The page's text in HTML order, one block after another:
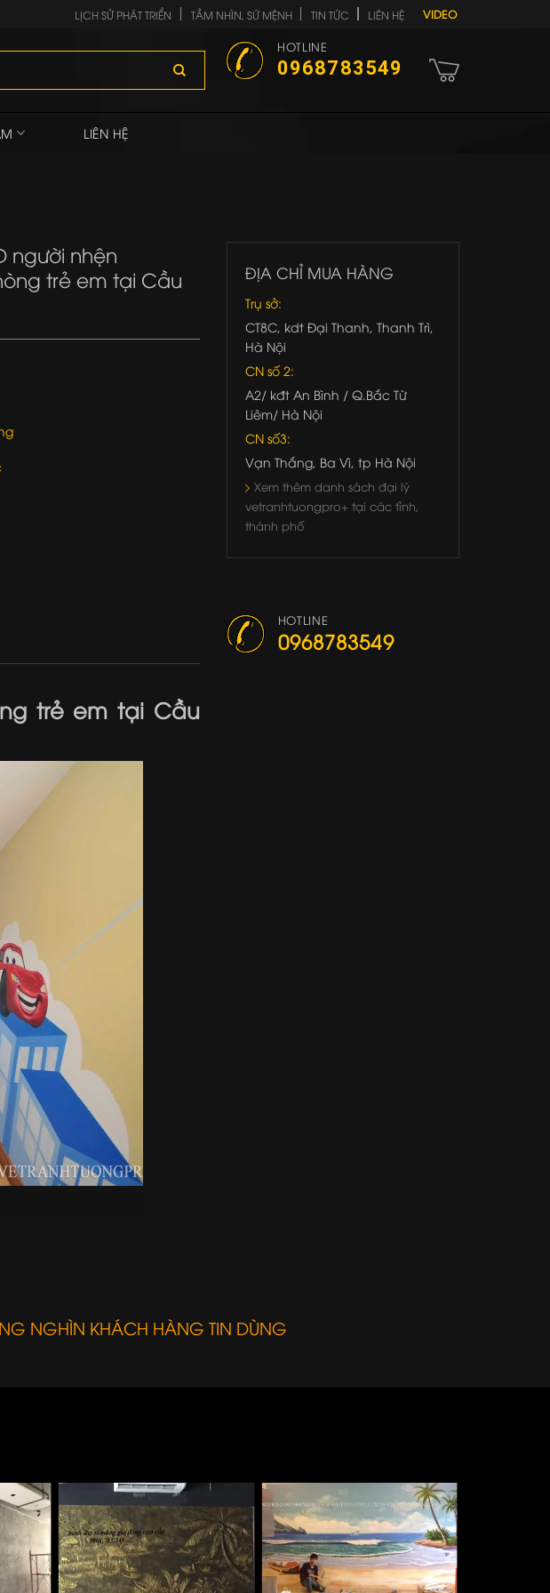
LỊCH SỬ PHÁT TRIỂN TẦM NHÌN, SỨ MỆNH TIN TỨC LIÊN HỆ VIDEO
HOTLINE
0968783549
LIÊN HỆ
người nhện
trẻ em tại Cầu
ĐỊA CHỈ MUA HÀNG
Trụ sở:
CT8C, kdt Đại Thanh, Thanh Trì,
Hà Nội
CN số 2:
A2/ kđt An Bình / Q.Bắc Từ
Liêm/ Hà Nội
CN số3:
Vạn Thắng, Ba Vì, tp Hà Nội
Xem thêm danh sách đại lý
vetranhtuongpro+ tại các tỉnh,
thành phố
trẻ em tại Cầu
HOTLINE
0968783549
NGHÌN KHÁCH HÀNG TIN DÙNG